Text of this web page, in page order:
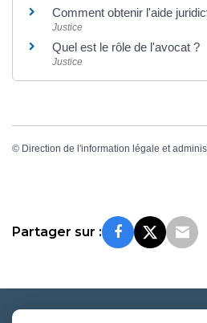
Comment obtenir l'aide
Justice
Quel est le rôle de l'avocat ?
Justice
© Direction de l'information légale et
Partager sur :